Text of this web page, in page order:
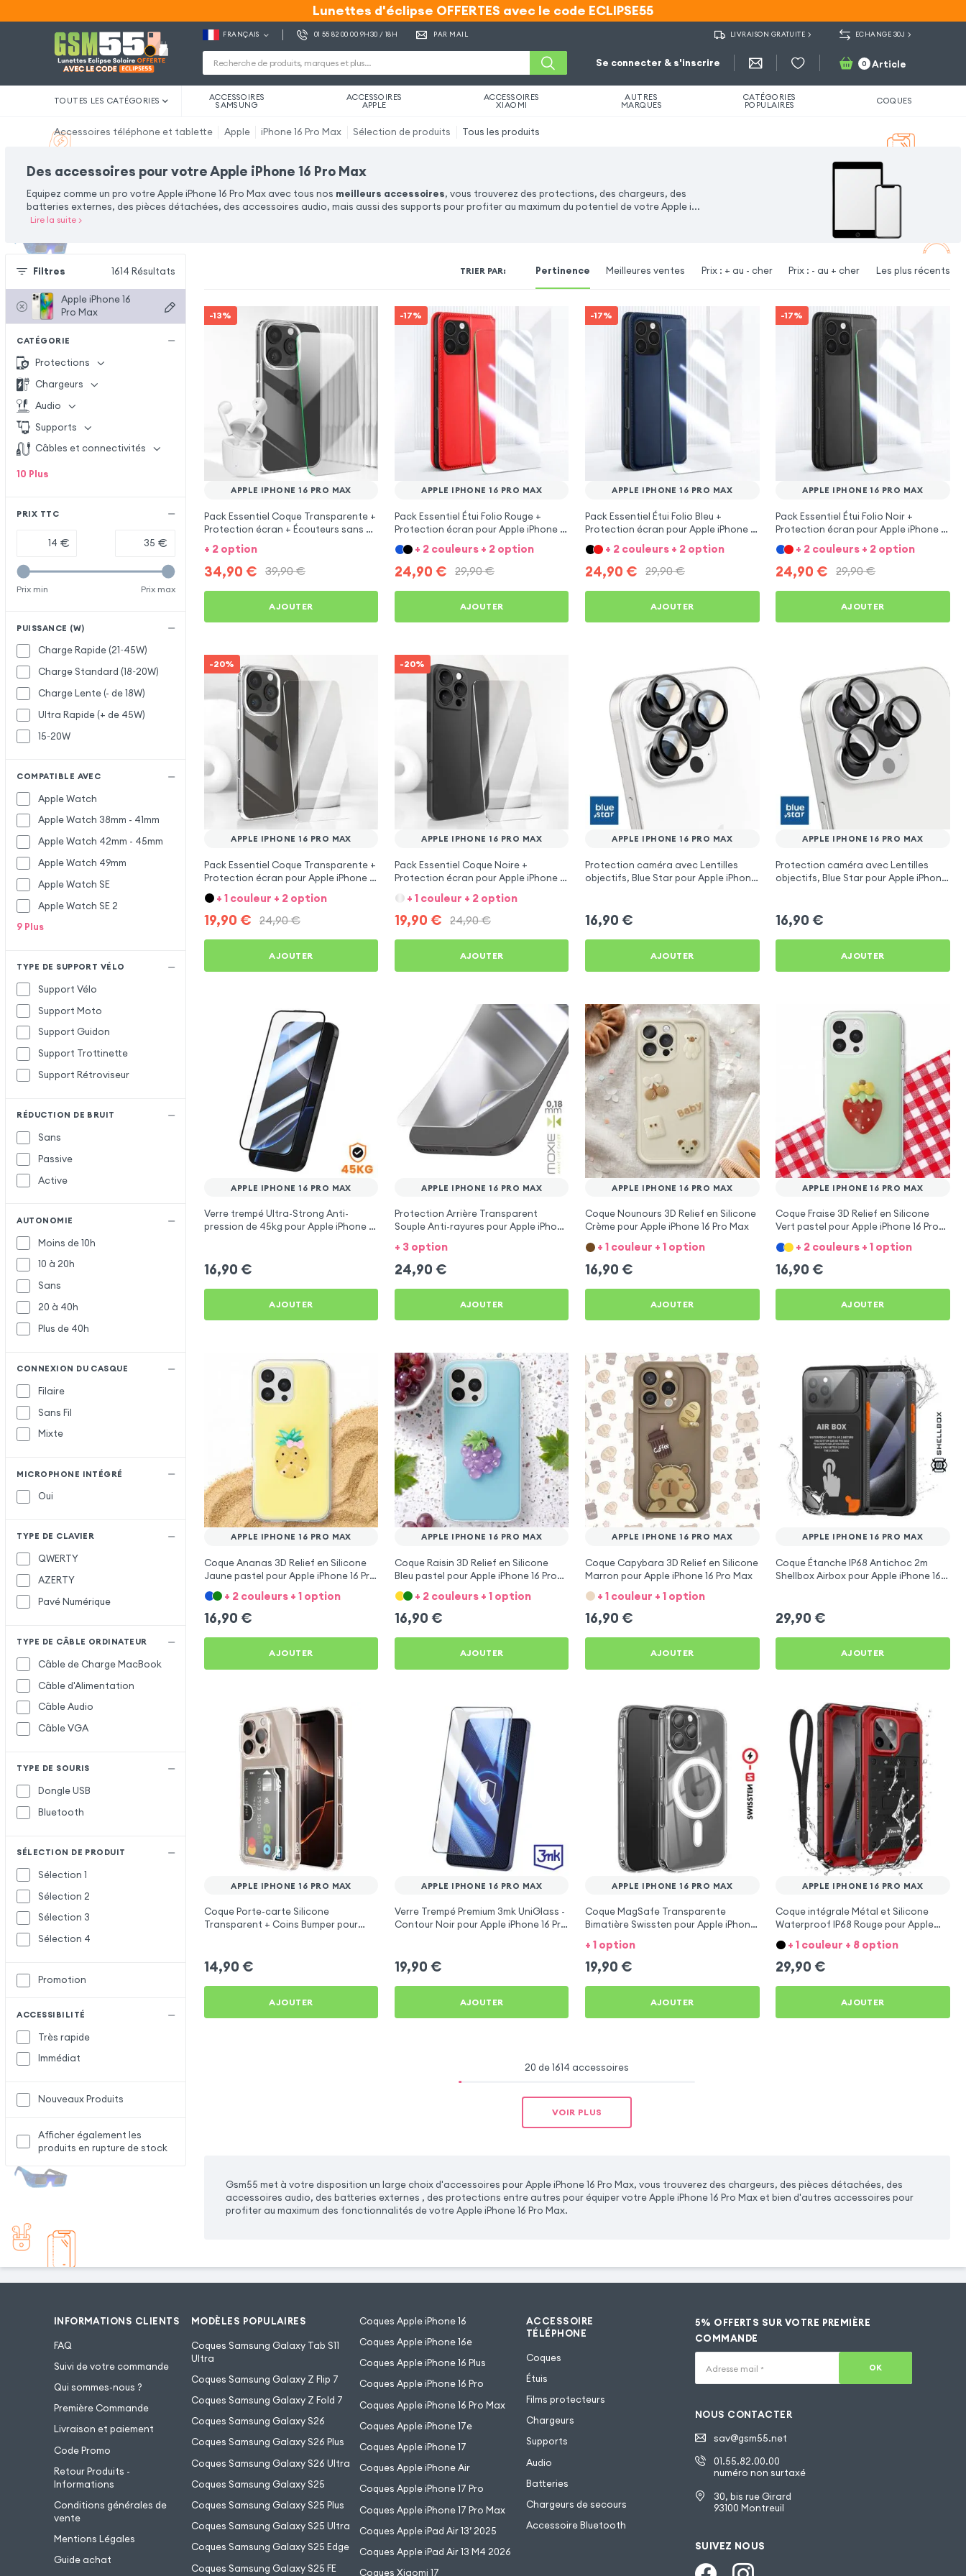
Lunettes d'éclipse OFFERTES avec le code ECLIPSE55
Lunettes d'éclipse OFFERTES avec le code ECLIPSE55
FRANÇAIS 01 55 82 00 00 9H30 / 18H PAR MAIL LIVRAISON GRATUITE ECHANGE 30J
Se connecter & s'inscrire 0 Article
TOUTES LES CATÉGORIES ACCESSOIRES
SAMSUNG
ACCESSOIRES
APPLE
ACCESSOIRES
XIAOMI
AUTRES
MARQUES
CATÉGORIES
POPULAIRES COQUES
Accessoires téléphone et tablette Apple iPhone 16 Pro Max Sélection de produits Tous les produits
Des accessoires pour votre Apple iPhone 16 Pro Max
Equipez comme un pro votre Apple iPhone 16 Pro Max avec tous nos meilleurs accessoires, vous trouverez des protections, des chargeurs, des
batteries externes, des pièces détachées, des accessoires audio, mais aussi des supports pour profiter au maximum du potentiel de votre Apple i...
Lire la suite>
Filtres 1614 Résultats
Apple iPhone 16
Pro Max
CATÉGORIE
Protections
Chargeurs
Audio
Supports
Câbles et connectivités
10 Plus
PRIX TTC
€ €
Prix min Prix max
PUISSANCE (W)
Charge Rapide (21~45W)
Charge Standard (18~20W)
Charge Lente (- de 18W)
Ultra Rapide (+ de 45W)
15~20W
COMPATIBLE AVEC
Apple Watch
Apple Watch 38mm - 41mm
Apple Watch 42mm - 45mm
Apple Watch 49mm
Apple Watch SE
Apple Watch SE 2
9 Plus
TYPE DE SUPPORT VÉLO
Support Vélo
Support Moto
Support Guidon
Support Trottinette
Support Rétroviseur
RÉDUCTION DE BRUIT
Sans
Passive
Active
AUTONOMIE
Moins de 10h
10 à 20h
Sans
20 à 40h
Plus de 40h
CONNEXION DU CASQUE
Filaire
Sans Fil
Mixte
MICROPHONE INTÉGRÉ
Oui
TYPE DE CLAVIER
QWERTY
AZERTY
Pavé Numérique
TYPE DE CÂBLE ORDINATEUR
Câble de Charge MacBook
Câble d'Alimentation
Câble Audio
Câble VGA
TYPE DE SOURIS
Dongle USB
Bluetooth
SÉLECTION DE PRODUIT
Sélection 1
Sélection 2
Sélection 3
Sélection 4
Promotion
ACCESSIBILITÉ
Très rapide
Immédiat
Nouveaux Produits
Afficher également les
produits en rupture de stock
TRIER PAR: Pertinence Meilleures ventes Prix : + au - cher Prix : - au + cher Les plus récents
-13%
APPLE IPHONE 16 PRO MAX
Pack Essentiel Coque Transparente +
Protection écran + Écouteurs sans fil
pour Apple iPhone 16 Pro Max
+ 2 option
34,90 € 39,90 €
AJOUTER
-17%
APPLE IPHONE 16 PRO MAX
Pack Essentiel Étui Folio Rouge +
Protection écran pour Apple iPhone 16
Pro Max
+ 2 couleurs + 2 option
24,90 € 29,90 €
AJOUTER
-17%
APPLE IPHONE 16 PRO MAX
Pack Essentiel Étui Folio Bleu +
Protection écran pour Apple iPhone 16
Pro Max
+ 2 couleurs + 2 option
24,90 € 29,90 €
AJOUTER
-17%
APPLE IPHONE 16 PRO MAX
Pack Essentiel Étui Folio Noir +
Protection écran pour Apple iPhone 16
Pro Max
+ 2 couleurs + 2 option
24,90 € 29,90 €
AJOUTER
-20%
APPLE IPHONE 16 PRO MAX
Pack Essentiel Coque Transparente +
Protection écran pour Apple iPhone 16
Pro Max
+ 1 couleur + 2 option
19,90 € 24,90 €
AJOUTER
-20%
APPLE IPHONE 16 PRO MAX
Pack Essentiel Coque Noire +
Protection écran pour Apple iPhone 16
+ 1 couleur + 2 option
19,90 € 24,90 €
AJOUTER
APPLE IPHONE 16 PRO MAX
Protection caméra avec Lentilles
objectifs, Blue Star pour Apple iPhone
16,90 €
AJOUTER
APPLE IPHONE 16 PRO MAX
Protection caméra avec Lentilles
objectifs, Blue Star pour Apple iPhone
16,90 €
AJOUTER
APPLE IPHONE 16 PRO MAX
Verre trempé Ultra-Strong Anti-
pression de 45kg pour Apple iPhone 16
16,90 €
AJOUTER
APPLE IPHONE 16 PRO MAX
Protection Arrière Transparent
Souple Anti-rayures pour Apple iPhone
16 Pro Max
+ 3 option
24,90 €
AJOUTER
APPLE IPHONE 16 PRO MAX
Coque Nounours 3D Relief en Silicone
Crème pour Apple iPhone 16 Pro Max
+ 1 couleur + 1 option
16,90 €
AJOUTER
APPLE IPHONE 16 PRO MAX
Coque Fraise 3D Relief en Silicone
Vert pastel pour Apple iPhone 16 Pro
+ 2 couleurs + 1 option
16,90 €
AJOUTER
APPLE IPHONE 16 PRO MAX
Coque Ananas 3D Relief en Silicone
Jaune pastel pour Apple iPhone 16 Pro
Max
+ 2 couleurs + 1 option
16,90 €
AJOUTER
APPLE IPHONE 16 PRO MAX
Coque Raisin 3D Relief en Silicone
Bleu pastel pour Apple iPhone 16 Pro
Max
+ 2 couleurs + 1 option
16,90 €
AJOUTER
APPLE IPHONE 16 PRO MAX
Coque Capybara 3D Relief en Silicone
Marron pour Apple iPhone 16 Pro Max
+ 1 couleur + 1 option
16,90 €
AJOUTER
APPLE IPHONE 16 PRO MAX
Coque Étanche IP68 Antichoc 2m
Shellbox Airbox pour Apple iPhone 16
29,90 €
AJOUTER
APPLE IPHONE 16 PRO MAX
Coque Porte-carte Silicone
Transparent + Coins Bumper pour
14,90 €
AJOUTER
APPLE IPHONE 16 PRO MAX
Verre Trempé Premium 3mk UniGlass -
Contour Noir pour Apple iPhone 16 Pro
19,90 €
AJOUTER
APPLE IPHONE 16 PRO MAX
Coque MagSafe Transparente
Bimatière Swissten pour Apple iPhone
16 Pro Max
+ 1 option
19,90 €
AJOUTER
APPLE IPHONE 16 PRO MAX
Coque intégrale Métal et Silicone
Waterproof IP68 Rouge pour Apple
iPhone 16 Pro Max
+ 1 couleur + 8 option
29,90 €
AJOUTER
20 de 1614 accessoires
VOIR PLUS
Gsm55 met à votre disposition un large choix d'accessoires pour Apple iPhone 16 Pro Max, vous trouverez des chargeurs, des pièces détachées, des
accessoires audio, des batteries externes , des protections entre autres pour équiper votre Apple iPhone 16 Pro Max et bien d'autres accessoires pour
profiter au maximum des fonctionnalités de votre Apple iPhone 16 Pro Max.
INFORMATIONS CLIENTS
FAQ
Suivi de votre commande
Qui sommes-nous ?
Première Commande
Livraison et paiement
Code Promo
Retour Produits -
Informations
Conditions générales de
vente
Mentions Légales
Guide achat
MODÈLES POPULAIRES
Coques Samsung Galaxy Tab S11
Ultra
Coques Samsung Galaxy Z Flip 7
Coques Samsung Galaxy Z Fold 7
Coques Samsung Galaxy S26
Coques Samsung Galaxy S26 Plus
Coques Samsung Galaxy S26 Ultra
Coques Samsung Galaxy S25
Coques Samsung Galaxy S25 Plus
Coques Samsung Galaxy S25 Ultra
Coques Samsung Galaxy S25 Edge
Coques Samsung Galaxy S25 FE
Coques Apple iPhone 16
Coques Apple iPhone 16e
Coques Apple iPhone 16 Plus
Coques Apple iPhone 16 Pro
Coques Apple iPhone 16 Pro Max
Coques Apple iPhone 17e
Coques Apple iPhone 17
Coques Apple iPhone Air
Coques Apple iPhone 17 Pro
Coques Apple iPhone 17 Pro Max
Coques Apple iPad Air 13’ 2025
Coques Apple iPad Air 13 M4 2026
Coques Xiaomi 17
ACCESSOIRE
TÉLÉPHONE
Coques
Étuis
Films protecteurs
Chargeurs
Supports
Audio
Batteries
Chargeurs de secours
Accessoire Bluetooth
5% OFFERTS SUR VOTRE PREMIÈRE
COMMANDE
Adresse mail * OK
NOUS CONTACTER
sav@gsm55.net
01.55.82.00.00
numéro non surtaxé
30, bis rue Girard
93100 Montreuil
SUIVEZ NOUS